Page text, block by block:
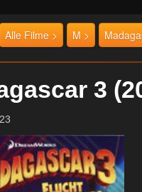
Alle Filme > M >
3